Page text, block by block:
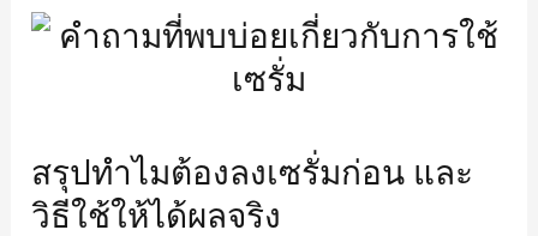
สรุปทำไมต้องลงเซรั่มก่อน และ
วิธีใช้ให้ได้ผลจริง